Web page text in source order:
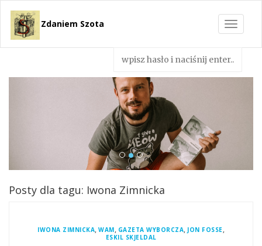
Toggle
Zdaniem Szota
Posty dla tagu: Iwona Zimnicka
IWONA ZIMNICKA,WAM, GAZETA WYBORCZA, JON FOSSE,
ESKIL SKJELDAL